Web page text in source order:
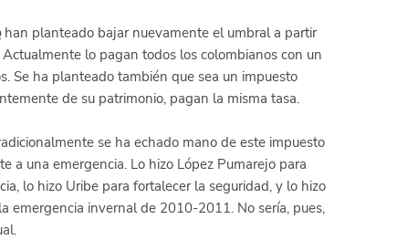
han planteado bajar nuevamente el umbral a partir
lo pagan todos los colombianos con un
Se ha planteado también que sea un impuesto
de su patrimonio, pagan la misma tasa.
se ha echado mano de este impuesto
a una emergencia. Lo hizo López Pumarejo para
lo hizo Uribe para fortalecer la seguridad, y lo hizo
emergencia invernal de 2010-2011. No sería, pues,